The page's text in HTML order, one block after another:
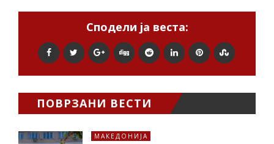
Сподели ја веста:
ПОВРЗАНИ ВЕСТИ
МАКЕДОНИЈА